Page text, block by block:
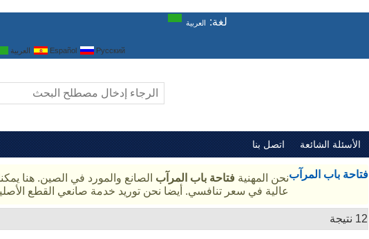
لغة: العربية
العربية Español Русский
الأسئلة الشائعة اتصل بنا
فتاحة باب المرآبنحن المهنية فتاحة باب المرآب الصانع والمورد في الصين. هنا
عالية في سعر تنافسي. أيضا نحن توريد خدمة صانعي القطع
12 نتيجة